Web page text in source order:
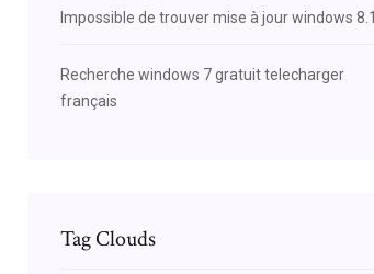
Impossible de trouver mise à jour windows 8.1
Recherche windows 7 gratuit telecharger
français
Tag Clouds